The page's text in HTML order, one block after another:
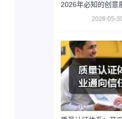
2026年必知的创意
2026-05-